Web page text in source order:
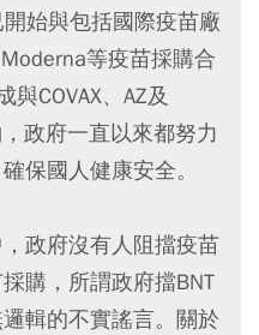
始與包括國際疫苗廠
等疫苗採購合
COVAX、AZ及
政府一直以來都努力
保國人健康安全。
政府沒有人阻擋疫苗
購，所謂政府擋BNT
輯的不實謠言。關於